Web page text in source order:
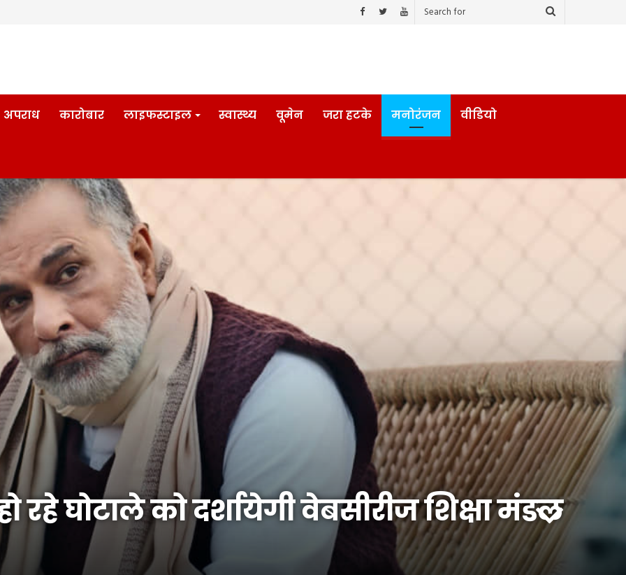
अपराध कारोबार लाइफस्टाइल स्वास्थ्य वूमेन जरा हटके मनोरंजन वीडियो
घोटाले को दर्शायेगी वेबसीरीज शिक्षा मंडल